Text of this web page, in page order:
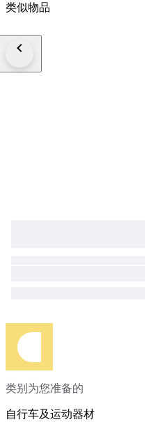
类似物品
类别为您准备的
自行车及运动器材